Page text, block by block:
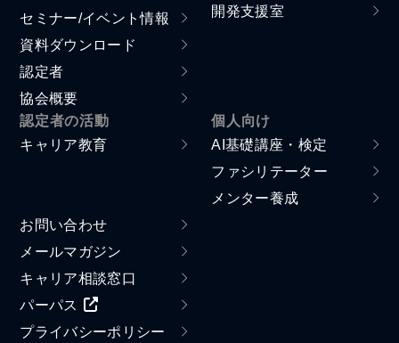
セミナー/イベント情報
資料ダウンロード
認定者
協会概要
開発支援室
認定者の活動
キャリア教育
個人向け
AI基礎講座・検定
ファシリテーター
メンター養成
お問い合わせ
メールマガジン
キャリア相談窓口
パーパス
プライバシーポリシー